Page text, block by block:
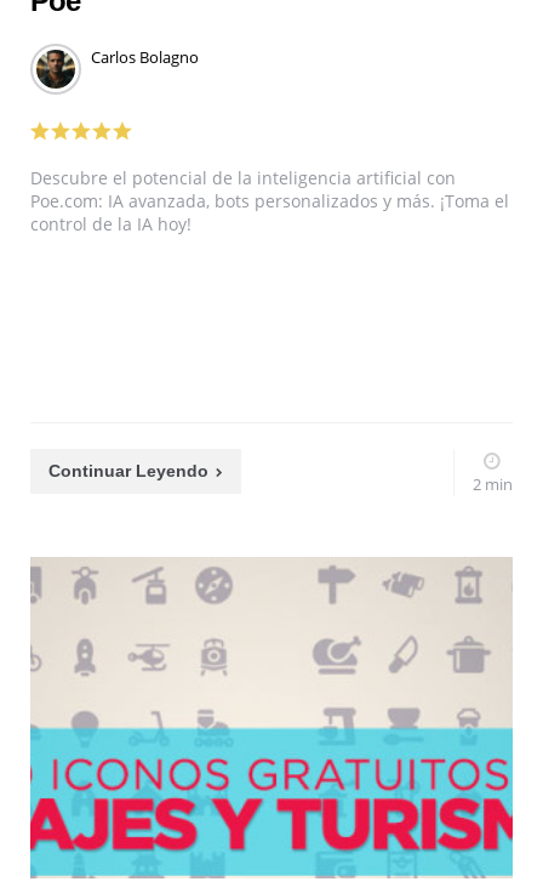
Carlos Bolagno
Descubre el potencial de la inteligencia artificial con
Poe.com: IA avanzada, bots personalizados y más. ¡Toma el
control de la IA hoy!
Continuar Leyendo
2 min